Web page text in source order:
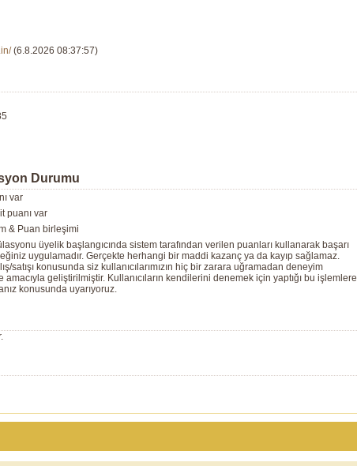
(6.8.2026 08:37:57)
Durumu
var
puanı var
& Puan birleşimi
üyelik başlangıcında sistem tarafından verilen puanları kullanarak başarı
uygulamadır. Gerçekte herhangi bir maddi kazanç ya da kayıp sağlamaz.
satışı konusunda siz kullanıcılarımızın hiç bir zarara uğramadan deneyim
amacıyla geliştirilmiştir. Kullanıcıların kendilerini denemek için yaptığı bu işlemlere
konusunda uyarıyoruz.